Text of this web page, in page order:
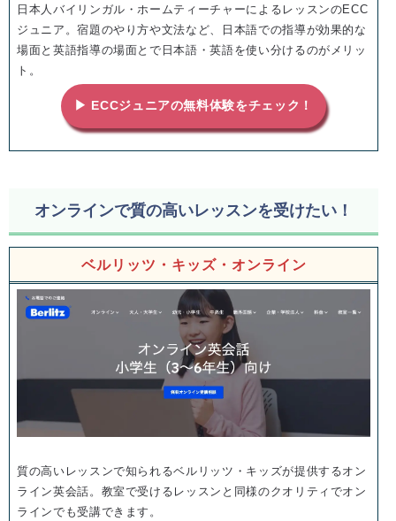
日本人バイリンガル・ホームティーチャーによるレッスンのECC
ジュニア。宿題のやり方や文法など、日本語での指導が効果的な
場面と英語指導の場面とで日本語・英語を使い分けるのがメリッ
ト。
▶ ECCジュニアの無料体験をチェック！
オンラインで質の高いレッスンを受けたい！
ベルリッツ・キッズ・オンライン
質の高いレッスンで知られるベルリッツ・キッズが提供するオン
ライン英会話。教室で受けるレッスンと同様のクオリティでオン
ラインでも受講できます。